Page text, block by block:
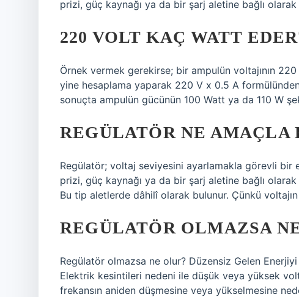
prizi, güç kaynağı ya da bir şarj aletine bağlı
220 VOLT KAÇ WATT
Örnek vermek gerekirse; bir ampulün voltajının
yine hesaplama yaparak 220 V x 0.5 A formülünden
sonuçta ampulün gücünün 100 Watt ya da 110 W
REGÜLATÖR NE
Regülatör; voltaj seviyesini ayarlamakla görevli bir
prizi, güç kaynağı ya da bir şarj aletine bağlı
Bu tip aletlerde dâhilî olarak bulunur. Çünkü
REGÜLATÖR OLMAZSA
Regülatör olmazsa ne olur? Düzensiz Gelen
Elektrik kesintileri nedeni ile düşük veya yüksek
frekansın aniden düşmesine veya yükselmesine